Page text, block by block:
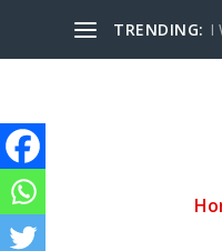
TRENDING: I